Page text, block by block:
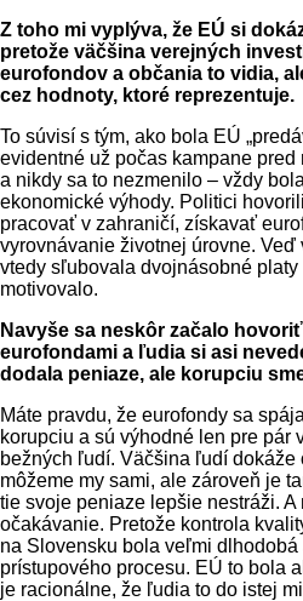
Z toho mi vyplýva, že EÚ si
pretože väčšina verejných
eurofondov a občania to vidia,
cez hodnoty, ktoré reprezentuje.
To súvisí s tým, ako bola EÚ
evidentné už počas kampane pred
a nikdy sa to nezmenilo – vždy
ekonomické výhody. Politici
pracovať v zahraničí, získavať
vyrovnávanie životnej úrovne.
vtedy sľubovala dvojnásobné
motivovalo.
Navyše sa neskôr začalo
eurofondami a ľudia si asi
dodala peniaze, ale korupciu
Máte pravdu, že eurofondy sa
korupciu a sú výhodné len pre pár
bežných ľudí. Väčšina ľudí
môžeme my sami, ale zároveň je
tie svoje peniaze lepšie nestráži.
očakávanie. Pretože kontrola
na Slovensku bola veľmi
prístupového procesu. EÚ to bola
je racionálne, že ľudia to do istej